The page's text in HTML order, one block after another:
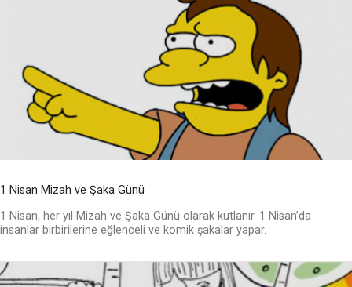
1 Nisan Mizah ve Şaka Günü
1 Nisan, her yıl Mizah ve Şaka Günü olarak kutlanır. 1 Nisan’da
insanlar birbirilerine eğlenceli ve komik şakalar yapar.